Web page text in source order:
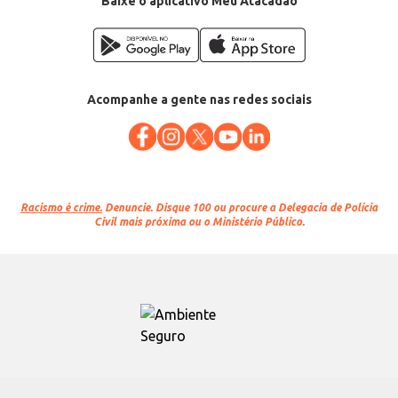
Acompanhe a gente nas redes sociais
Racismo é crime. Denuncie. Disque 100 ou procure a Delegacia de Polícia
Civil mais próxima ou o Ministério Público.